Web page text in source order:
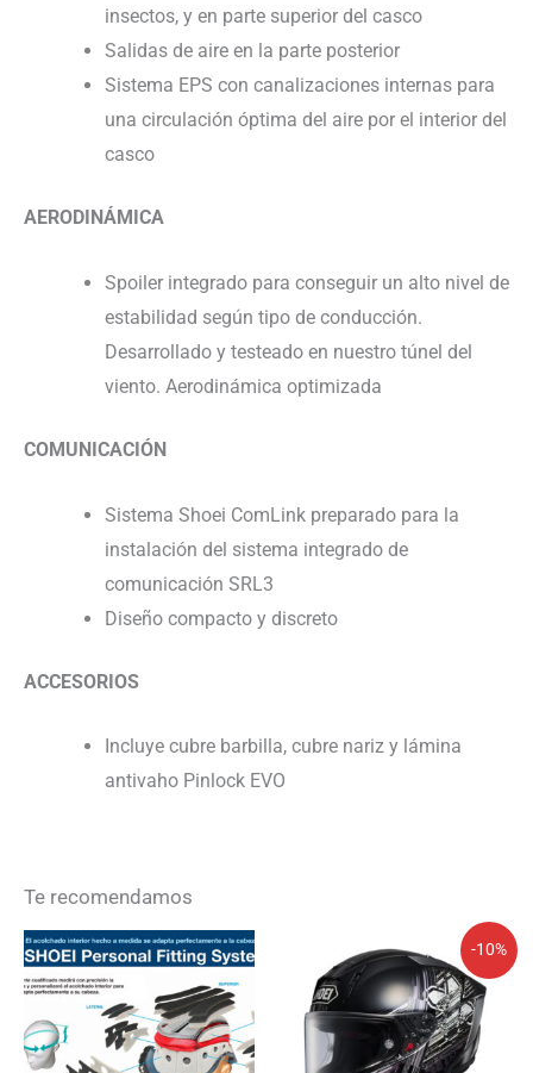
insectos, y en parte superior del casco
Salidas de aire en la parte posterior
Sistema EPS con canalizaciones internas para
una circulación óptima del aire por el interior del
casco
AERODINÁMICA
Spoiler integrado para conseguir un alto nivel de
estabilidad según tipo de conducción.
Desarrollado y testeado en nuestro túnel del
viento. Aerodinámica optimizada
COMUNICACIÓN
Sistema Shoei ComLink preparado para la
instalación del sistema integrado de
comunicación SRL3
Diseño compacto y discreto
ACCESORIOS
Incluye cubre barbilla, cubre nariz y lámina
antivaho Pinlock EVO
Te recomendamos
-10%
precio
original
era:
898,99€.
precio
actual
es:
809,09€.